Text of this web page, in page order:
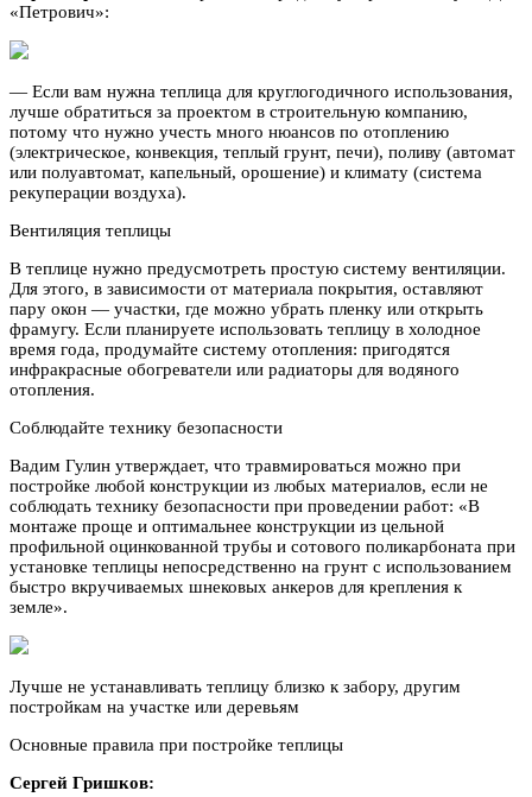
«Петрович»:
— Если вам нужна теплица для круглогодичного использования,
лучше обратиться за проектом в строительную компанию,
потому что нужно учесть много нюансов по отоплению
(электрическое, конвекция, теплый грунт, печи), поливу (автомат
или полуавтомат, капельный, орошение) и климату (система
рекуперации воздуха).
Вентиляция теплицы
В теплице нужно предусмотреть простую систему вентиляции.
Для этого, в зависимости от материала покрытия, оставляют
пару окон — участки, где можно убрать пленку или открыть
фрамугу. Если планируете использовать теплицу в холодное
время года, продумайте систему отопления: пригодятся
инфракрасные обогреватели или радиаторы для водяного
отопления.
Соблюдайте технику безопасности
Вадим Гулин утверждает, что травмироваться можно при
постройке любой конструкции из любых материалов, если не
соблюдать технику безопасности при проведении работ: «В
монтаже проще и оптимальнее конструкции из цельной
профильной оцинкованной трубы и сотового поликарбоната при
установке теплицы непосредственно на грунт с использованием
быстро вкручиваемых шнековых анкеров для крепления к
земле».
Лучше не устанавливать теплицу близко к забору, другим
постройкам на участке или деревьям
Основные правила при постройке теплицы
Сергей Гришков: